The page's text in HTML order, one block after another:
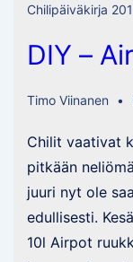
Chilipäiväkirja
DIY –
Timo Viinanen
Chilit vaativat
pitkään
juuri nyt ole
edullisesti.
10l Airpot